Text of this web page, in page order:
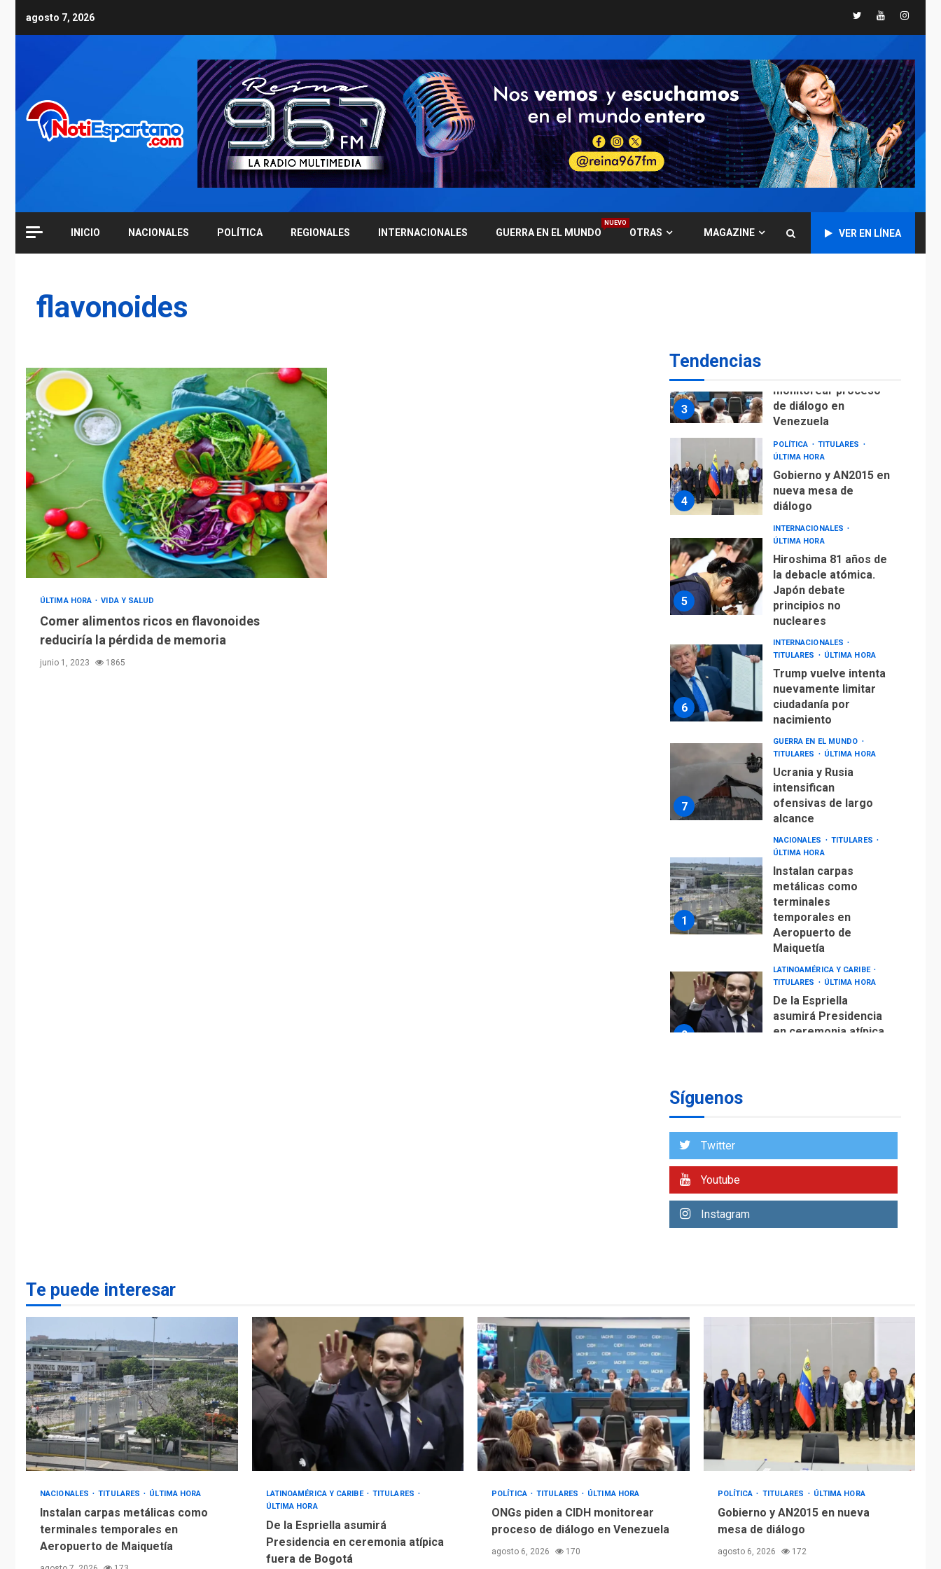
agosto 7, 2026 TwitterYoutube
INICIO NACIONALES POLÍTICA REGIONALES INTERNACIONALES GUERRA EN EL MUNDO
NUEVO
OTRAS MAGAZINE VER EN LÍNEA
flavonoides
ÚLTIMA HORA VIDA Y SALUD
Comer alimentos ricos en flavonoides
reduciría la pérdida de memoria
junio 1, 2023 1865
Tendencias
7
GUERRA EN EL MUNDO
Ucrania y Rusia
intensifican
ofensivas de largo
alcance
NACIONALES
TITULARES
ÚLTIMA HORA
Instalan carpas
metálicas como
terminales
Aeropuerto de
3
monitorear proceso
de diálogo en
Venezuela
4
POLÍTICA
TITULARES
ÚLTIMA HORA
Gobierno y AN2015 en
nueva mesa de
diálogo
5
INTERNACIONALES
ÚLTIMA HORA
Hiroshima 81 años de
la debacle atómica.
Japón debate
principios no
nucleares
6
INTERNACIONALES
TITULARES
ÚLTIMA HORA
Trump vuelve intenta
nuevamente limitar
ciudadanía por
nacimiento
7
GUERRA EN EL MUNDO
TITULARES
ÚLTIMA HORA
Ucrania y Rusia
intensifican
ofensivas de largo
alcance
1
NACIONALES
TITULARES
ÚLTIMA HORA
Instalan carpas
metálicas como
terminales
temporales en
Aeropuerto de
Maiquetía
2
LATINOAMÉRICA Y CARIBE
TITULARES
ÚLTIMA HORA
De la Espriella
asumirá Presidencia
en ceremonia atípica
3
de diálogo en
4
POLÍTICA
TITULARES
Gobierno y AN2015 en
diálogo
5
Japón debate
Síguenos
Twitter
Youtube
Instagram
Te puede interesar
NACIONALES TITULARES ÚLTIMA HORA
Instalan carpas metálicas como
terminales temporales en
Aeropuerto de Maiquetía
LATINOAMÉRICA Y CARIBE
TITULARES
ÚLTIMA HORA
De la Espriella asumirá
Presidencia en ceremonia atípica
fuera de Bogotá
POLÍTICA TITULARES ÚLTIMA HORA
ONGs piden a CIDH monitorear
proceso de diálogo en Venezuela
agosto 6, 2026 170
POLÍTICA TITULARES ÚLTIMA HORA
Gobierno y AN2015 en nueva
mesa de diálogo
agosto 6, 2026 172